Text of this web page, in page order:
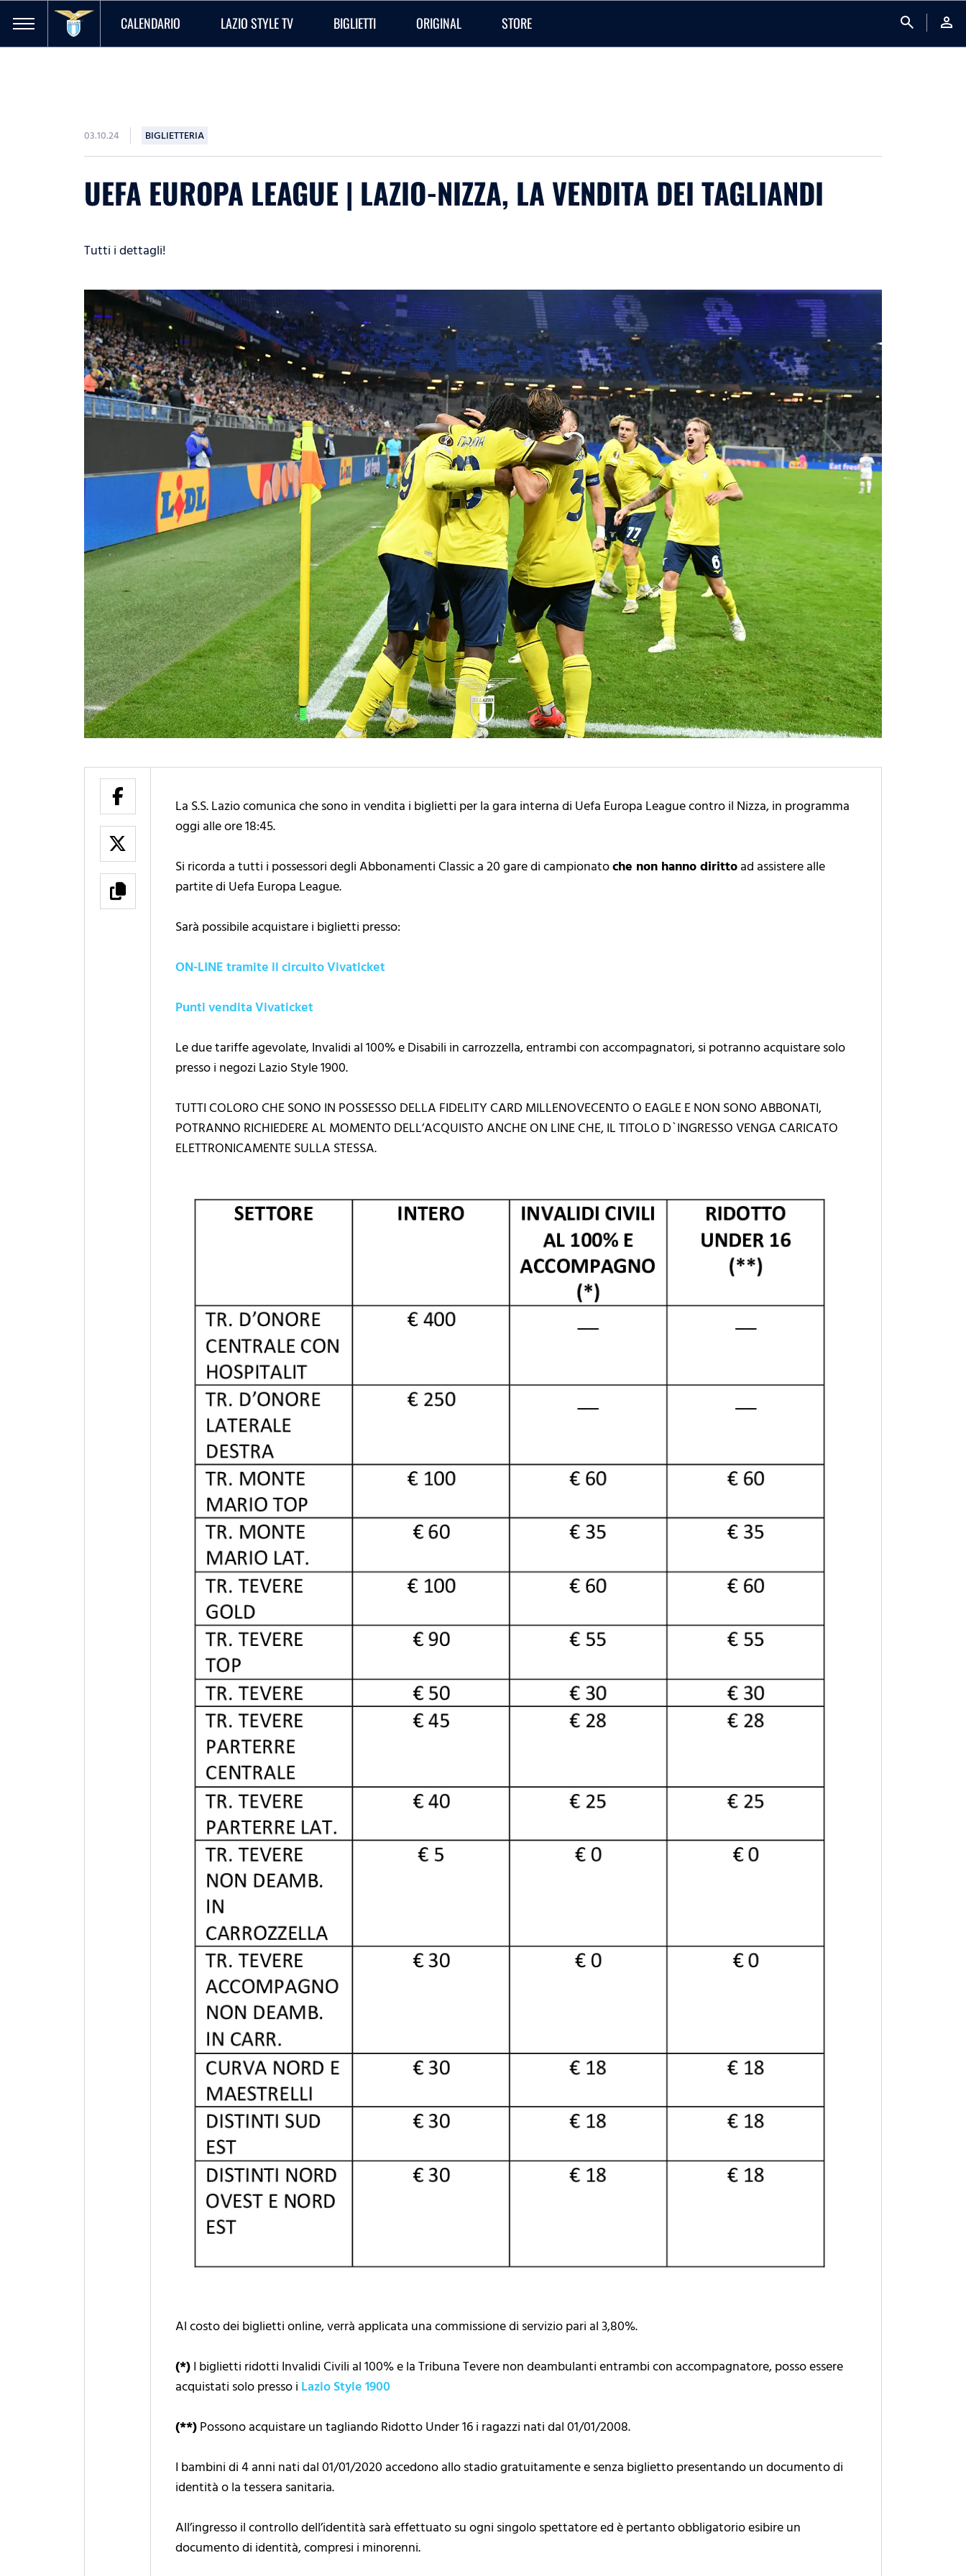
CALENDARIO LAZIO STYLE TV BIGLIETTI ORIGINAL STORE search person
03.10.24 BIGLIETTERIA
UEFA EUROPA LEAGUE | LAZIO-NIZZA, LA VENDITA DEI TAGLIANDI
Tutti i dettagli!
La S.S. Lazio comunica che sono in vendita i biglietti per la gara interna di Uefa Europa League contro il Nizza, in programma
oggi alle ore 18:45.
Si ricorda a tutti i possessori degli Abbonamenti Classic a 20 gare di campionatoche non hanno dirittoad assistere alle
partite di Uefa Europa League.
Sarà possibile acquistare i biglietti presso:
ON-LINE tramite il circuito Vivaticket
Punti vendita Vivaticket
Le due tariffe agevolate, Invalidi al 100% e Disabili in carrozzella, entrambi con accompagnatori, si potranno acquistare solo
presso i negozi Lazio Style 1900.
TUTTI COLORO CHE SONO IN POSSESSO DELLA FIDELITY CARD MILLENOVECENTO O EAGLE E NON SONO ABBONATI,
POTRANNO RICHIEDERE AL MOMENTO DELL’ACQUISTO ANCHE ON LINE CHE, IL TITOLO D`INGRESSO VENGA CARICATO
ELETTRONICAMENTE SULLA STESSA.
Al costo dei biglietti online, verrà applicata una commissione di servizio pari al 3,80%.
(*)I biglietti ridotti Invalidi Civili al 100% e la Tribuna Tevere non deambulanti entrambi con accompagnatore, posso essere
acquistati solo presso i Lazio Style 1900
(**)Possono acquistare un tagliando Ridotto Under 16 i ragazzi nati dal 01/01/2008.
I bambini di 4 anni nati dal 01/01/2020 accedono allo stadio gratuitamente e senza biglietto presentando un documento di
identità o la tessera sanitaria.
All’ingresso il controllo dell’identità sarà effettuato su ogni singolo spettatore ed è pertanto obbligatorio esibire un
documento di identità, compresi i minorenni.